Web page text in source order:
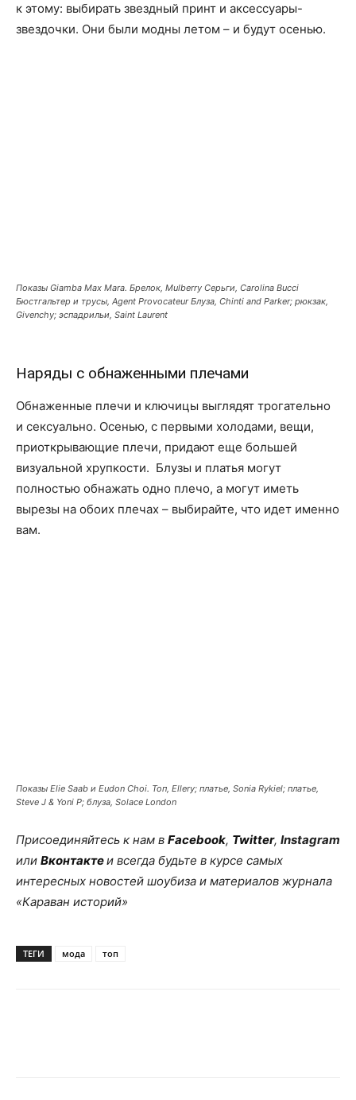
к этому: выбирать звездный принт и аксессуары-
звездочки. Они были модны летом – и будут осенью.
Показы Giamba Max Mara. Брелок, Mulberry Серьги, Carolina Bucci
Бюстгальтер и трусы, Agent Provocateur Блуза, Chinti and Parker; рюкзак,
Givenchy; эспадрильи, Saint Laurent
Наряды с обнаженными плечами
Обнаженные плечи и ключицы выглядят трогательно
и сексуально. Осенью, с первыми холодами, вещи,
приоткрывающие плечи, придают еще большей
визуальной хрупкости. Блузы и платья могут
полностью обнажать одно плечо, а могут иметь
вырезы на обоих плечах – выбирайте, что идет именно
вам.
Показы Elie Saab и Eudon Choi. Топ, Ellery; платье, Sonia Rykiel; платье,
Steve J & Yoni P; блуза, Solace London
Присоединяйтесь к нам в Facebook, Twitter, Instagram
или Вконтактеи всегда будьте в курсе самых
интересных новостей шоубиза и материалов журнала
«Караван историй»
ТЕГИ мода топ